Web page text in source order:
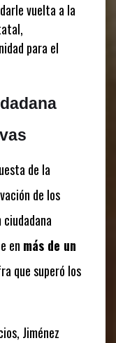
vuelta a la
para el
de la
de los
en más de un
que superó los
Jiménez